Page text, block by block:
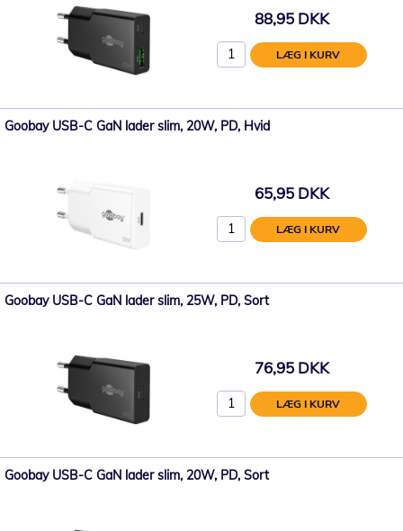
88,95 DKK
LÆG I KURV
Goobay USB-C GaN lader slim, 20W, PD, Hvid
65,95 DKK
LÆG I KURV
Goobay USB-C GaN lader slim, 25W, PD, Sort
76,95 DKK
LÆG I KURV
Goobay USB-C GaN lader slim, 20W, PD, Sort